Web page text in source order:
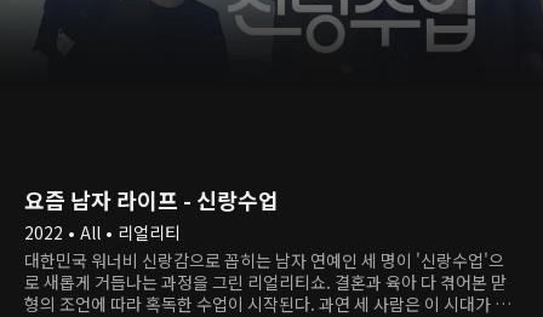
요즘 남자 라이프 - 신랑수업
2022 • All • 리얼리티
대한민국 워너비 신랑감으로 꼽히는 남자 연예인 세 명이 '신랑수업'으
로 새롭게 거듭나는 과정을 그린 리얼리티쇼. 결혼과 육아 다 겪어본 맏
형의 조언에 따라 혹독한 수업이 시작된다. 과연 세 사람은 이 시대가 요